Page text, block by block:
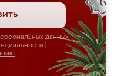
данных